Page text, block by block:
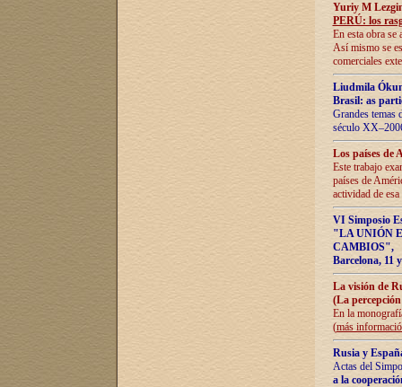
Yuriy M
PERÚ: los
En esta obra se
Así mismo se
comerciales
Liudmila
Brasil: as
Grandes temas
século
Los países de
Este trabajo
países de
actividad de
VI Simposio
"LA UNIÓN
CAMBIOS",
Barcelona, 11
La visión de
(La
En la
(más
Rusia y
Actas del
a la